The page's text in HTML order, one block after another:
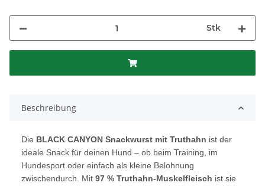
Stk
Beschreibung
Die BLACK CANYON Snackwurst mit Truthahn ist der
ideale Snack für deinen Hund – ob beim Training, im
Hundesport oder einfach als kleine Belohnung
zwischendurch. Mit 97 % Truthahn-Muskelfleisch ist sie